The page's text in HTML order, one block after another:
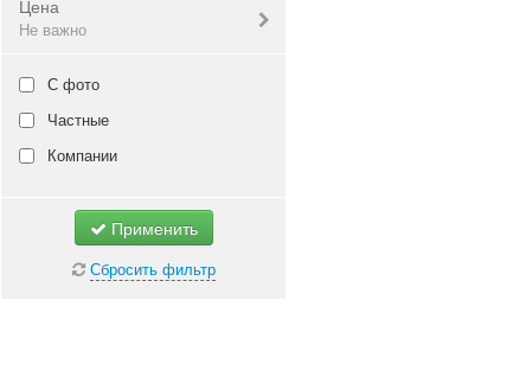
Цена
Не важно
Валюта:руб.
С фото
Частные
Компании
Применить
Сбросить фильтр